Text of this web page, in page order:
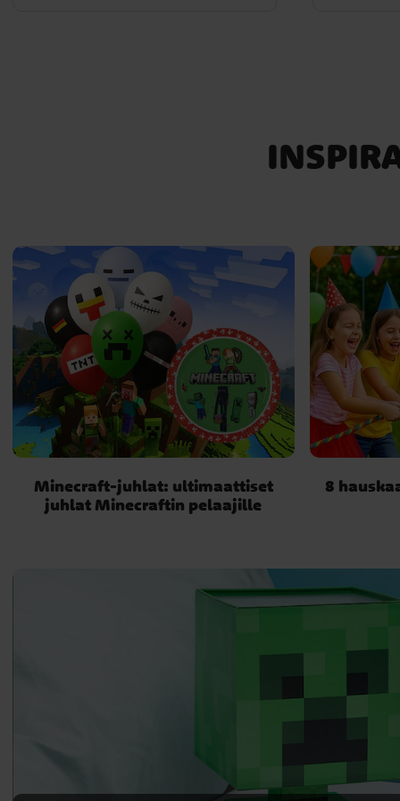
Minecraft-juhlat: ultimaattiset
juhlat Minecraftin pelaajille
8